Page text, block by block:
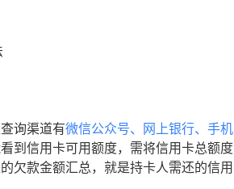
询渠道有微信公众号、网上银行、手机
到信用卡可用额度，需将信用卡总额度
欠款金额汇总，就是持卡人需还的信用